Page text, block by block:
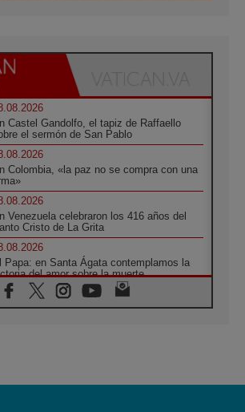
Castel Gandolfo, el tapiz de Raffaello
el sermón de San Pablo
Colombia, «la paz no se compra con una
Venezuela celebraron los 416 años del
Cristo de La Grita
Papa: en Santa Ágata contemplamos la
del amor sobre la muerte
XIV visitará el Santuario de la Madre